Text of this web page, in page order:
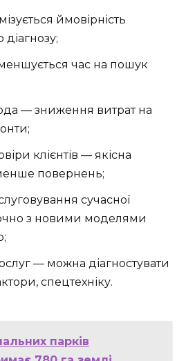
ймовірність
час на пошук
— зниження витрат на
клієнтів — якісна
повернень;
сучасної
з новими моделями
— можна діагностувати
спецтехніку.
парків